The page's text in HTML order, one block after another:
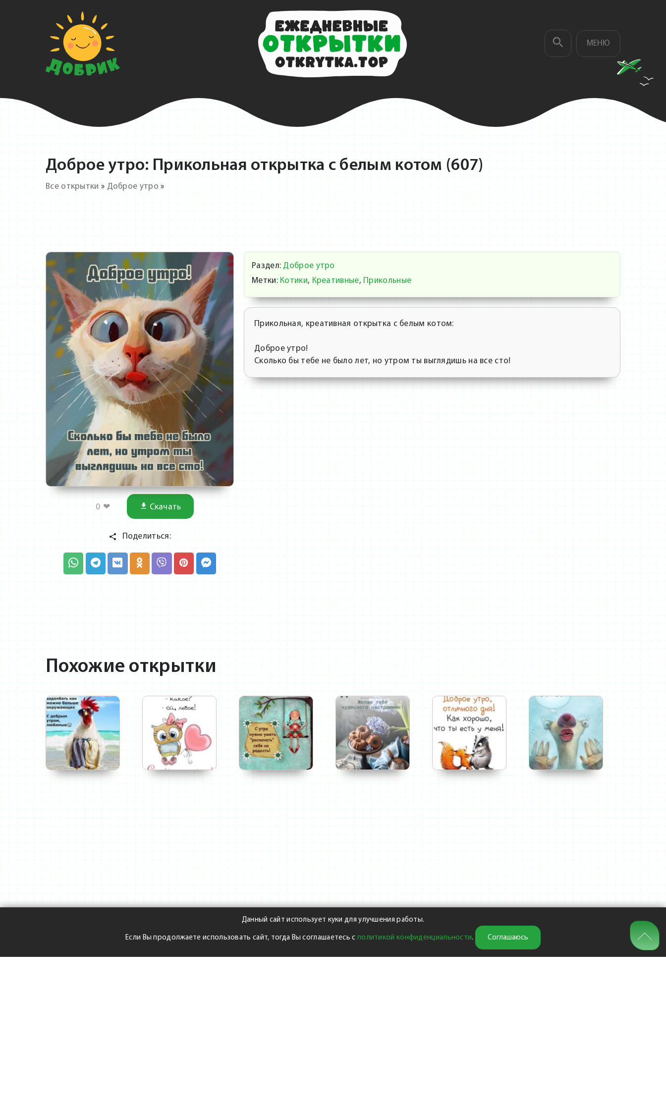
МЕНЮ
Доброе утро: Прикольная открытка с белым котом (607)
Все открытки » Доброе утро »
0 ❤ Скачать
Поделиться:
Раздел: Доброе утро
Метки: Котики, Креативные, Прикольные
Прикольная, креативная открытка с белым котом:
Доброе утро!
Сколько бы тебе не было лет, но утром ты выглядишь на все сто!
Похожие открытки
Данный сайт использует куки для улучшения работы.
Если Вы продолжаете использовать сайт, тогда Вы соглашаетесь с политикой конфиденциальности. Соглашаюсь